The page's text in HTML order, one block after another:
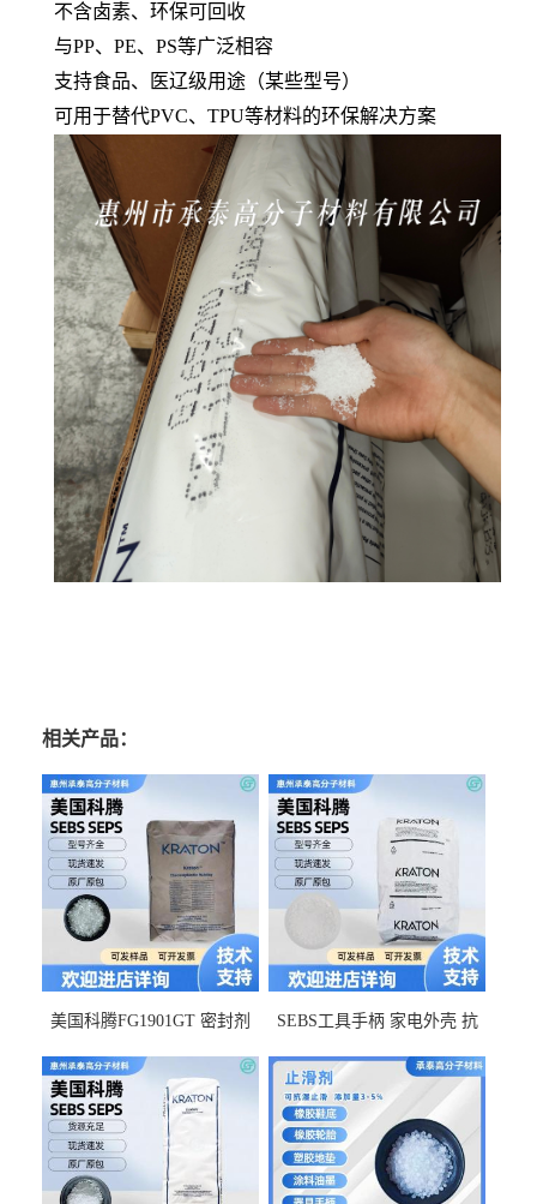
不含卤素、环保可回收
与PP、PE、PS等广泛相容
支持食品、医辽级用途（某些型号）
可用于替代PVC、TPU等材料的环保解决方案
相关产品：
美国科腾FG1901GT 密封剂
佳 透明级
SEBS工具手柄 家电外壳 抗
耐候G1653VO